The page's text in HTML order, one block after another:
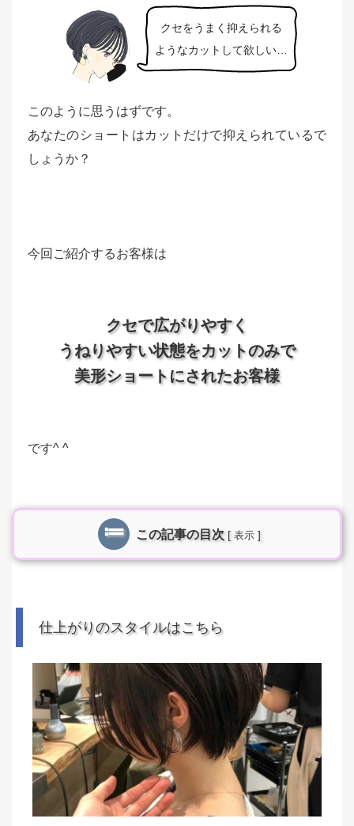
クセをうまく抑えられる
ようなカットして欲しい…
このように思うはずです。
あなたのショートはカットだけで抑えられているで
しょうか？
今回ご紹介するお客様は
クセで広がりやすく
うねりやすい状態をカットのみで
美形ショートにされたお客様
です^ ^
この記事の目次 [ 表示 ]
仕上がりのスタイルはこちら